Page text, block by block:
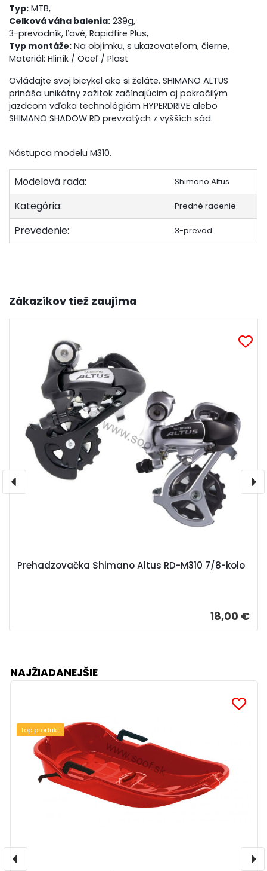
Typ: MTB,
Celková váha balenia: 239g,
3-prevodník, Ľavé, Rapidfire Plus,
Typ montáže: Na objímku, s ukazovateľom, čierne,
Materiál: Hliník / Oceľ / Plast
Ovládajte svoj bicykel ako si želáte. SHIMANO ALTUS
prináša unikátny zažitok začínajúcim aj pokročilým
jazdcom vďaka technológiám HYPERDRIVE alebo
SHIMANO SHADOW RD prevzatých z vyšších sád.
Nástupca modelu M310.
Modelová rada: Shimano Altus
Kategória: Predné radenie
Prevedenie: 3-prevod.
Zákazíkov tiež zaujíma
Prehadzovačka Shimano Altus RD-M310 7/8-kolo
18,00 €
NAJŽIADANEJŠIE
top produkt